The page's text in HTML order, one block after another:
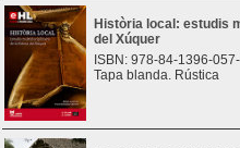
Història local: estudis
del Xúquer
ISBN: 978-84-1396-
Tapa blanda. Rústica